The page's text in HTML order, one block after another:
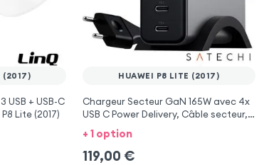
(2017)
USB + USB-C
Lite (2017)
HUAWEI P8 LITE (2017)
Chargeur Secteur GaN 165W avec 4x
USB C Power Delivery, Câble secteur,
Satechi - Gris
+ 1 option
119,00 €